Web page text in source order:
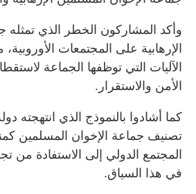
وأكد المشاركون الخطر الذي تمثله
الإرهابية على المجتمعات
الآليات التي توظفها الجماعة
الأمن والاستقرار.
كما أشادوا بالنموذج الذي انتهجته
تصنيف جماعة الإخوان المسلمين
المجتمع الدولي إلى الاستفادة من
في هذا السياق.